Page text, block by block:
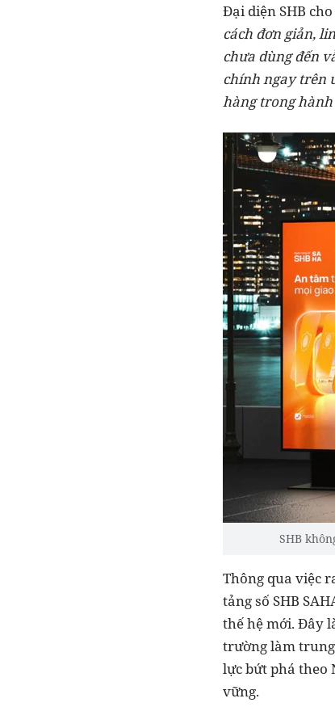
Đại diện SHB
cách đơn giản,
chưa dùng đến
chính ngay trên
hàng trong
SHB
Thông qua việc
tảng số SHB
thế hệ mới. Đây
trường làm trung
lực bứt phá theo
vững.